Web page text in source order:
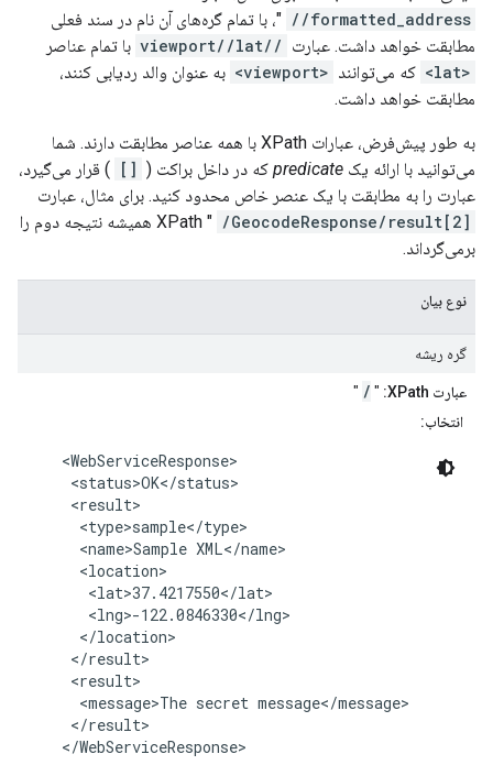
//formatted_address "، با تمام گره‌های آن نام در سند فعلی
مطابقت خواهد داشت. عبارت //viewport//lat
با تمام عناصر
<lat>
که می‌توانند <viewport>
به عنوان والد ردیابی کنند،
مطابقت خواهد داشت.
به طور پیش‌فرض، عبارات XPath با همه عناصر مطابقت دارند. شما
می‌توانید با ارائه یک predicate که در داخل براکت ( [] ) قرار می‌گیرد،
عبارت را به مطابقت با یک عنصر خاص محدود کنید. برای مثال، عبارت
XPath " /GeocodeResponse/result[2]
همیشه نتیجه دوم را
برمی‌گرداند.
نوع بیان
گره ریشه
عبارت XPath: "
/
"
انتخاب:
    <WebServiceResponse>
     <status>OK</status>
     <result>
      <type>sample</type>
      <name>Sample XML</name>
      <location>
       <lat>37.4217550</lat>
       <lng>-122.0846330</lng>
      </location>
     </result>
     <result>
      <message>The secret message</message>
     </result>
    </WebServiceResponse>